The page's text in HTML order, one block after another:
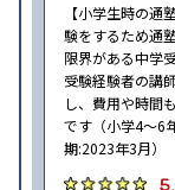
【小学生時の通
験をするため通
限界がある中学
受験経験者の講
し、費用や時間
です（小学4〜6
期:2023年3月）